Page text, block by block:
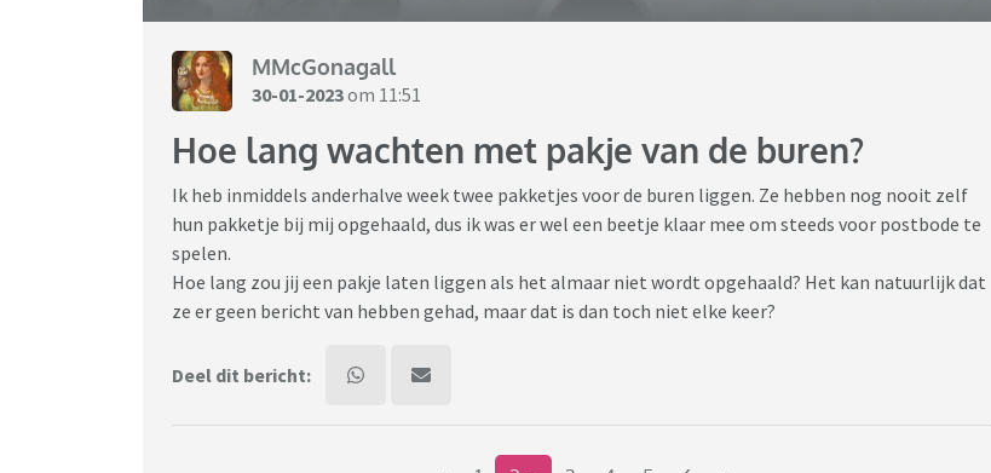
MMcGonagall
30-01-2023om 11:51
Hoe lang wachten met pakje van de buren?
Ik heb inmiddels anderhalve week twee pakketjes voor de buren liggen. Ze hebben nog nooit zelf
hun pakketje bij mij opgehaald, dus ik was er wel een beetje klaar mee om steeds voor postbode te
spelen.
Hoe lang zou jij een pakje laten liggen als het almaar niet wordt opgehaald? Het kan natuurlijk dat
ze er geen bericht van hebben gehad, maar dat is dan toch niet elke keer?
Deel dit bericht: